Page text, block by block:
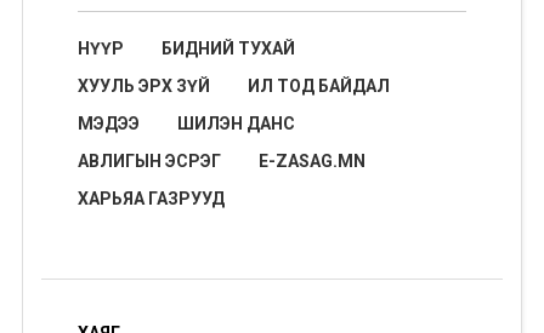
НҮҮР
БИДНИЙ ТУХАЙ
ХУУЛЬ ЭРХ ЗҮЙ
ИЛ ТОД БАЙДАЛ
МЭДЭЭ
ШИЛЭН ДАНС
АВЛИГЫН ЭСРЭГ
E-ZASAG.MN
ХАРЬЯА ГАЗРУУД